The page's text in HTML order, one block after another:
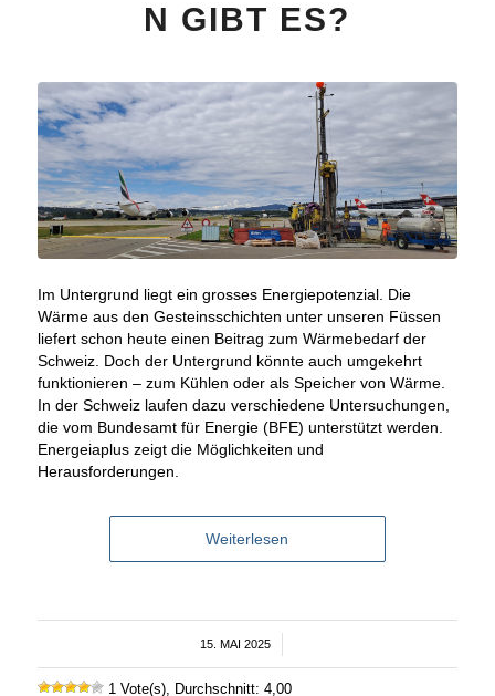
N GIBT ES?
Im Untergrund liegt ein grosses Energiepotenzial. Die
Wärme aus den Gesteinsschichten unter unseren Füssen
liefert schon heute einen Beitrag zum Wärmebedarf der
Schweiz. Doch der Untergrund könnte auch umgekehrt
funktionieren – zum Kühlen oder als Speicher von Wärme.
In der Schweiz laufen dazu verschiedene Untersuchungen,
die vom Bundesamt für Energie (BFE) unterstützt werden.
Energeiaplus zeigt die Möglichkeiten und
Herausforderungen.
Weiterlesen
15. MAI 2025
/
1 Vote(s), Durchschnitt: 4,00